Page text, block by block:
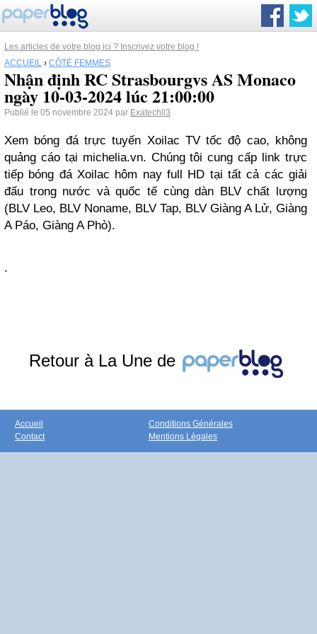
Les articles de votre blog ici ? Inscrivez votre blog !
ACCUEIL › CÔTÉ FEMMES
Nhận định RC Strasbourgvs AS Monaco
ngày 10-03-2024 lúc 21:00:00
Publié le 05 novembre 2024 par Exatechll3
Xem bóng đá trực tuyến Xoilac TV tốc độ cao, không
quảng cáo tại michelia.vn. Chúng tôi cung cấp link trực
tiếp bóng đá Xoilac hôm nay full HD tại tất cả các giải
đấu trong nước và quốc tế cùng dàn BLV chất lượng
(BLV Leo, BLV Noname, BLV Tap, BLV Giàng A Lử, Giàng
A Páo, Giàng A Phò).
.
Retour à La Une de
Accueil
Contact
Conditions Générales
Mentions Légales